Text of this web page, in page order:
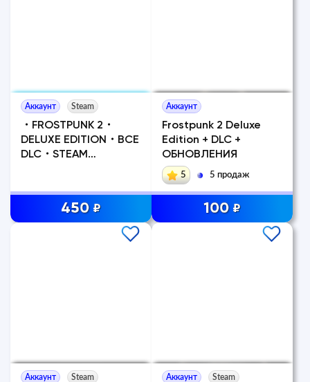
Аккаунт Steam
・FROSTPUNK 2・
DELUXE EDITION・ВСЕ
DLC・STEAM
450 ₽
Аккаунт
Frostpunk 2 Deluxe
Edition + DLC +
ОБНОВЛЕНИЯ
5 5 продаж
100 ₽
Аккаунт Steam Аккаунт Steam